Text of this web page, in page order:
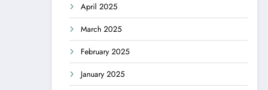
April 2025
March 2025
February 2025
January 2025